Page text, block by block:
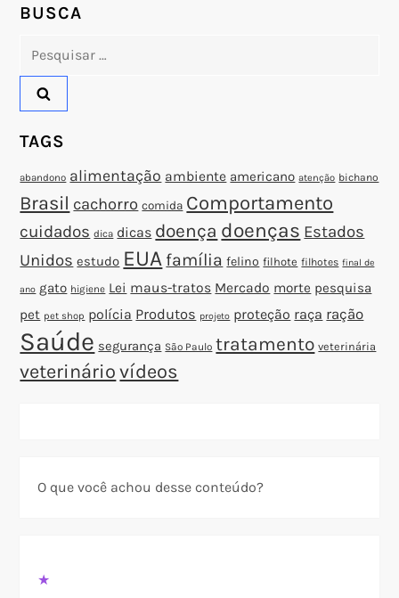
o
s
t
BUSCA
TAGS
abandono alimentação ambiente americano atenção bichano
Brasil cachorro comida Comportamento
cuidados dica dicas doença doenças Estados
Unidos estudo EUA família felino filhote filhotes final de
ano gato higiene Lei maus-tratos Mercado morte pesquisa
pet pet shop polícia Produtos projeto proteção raça ração
Saúde segurança São Paulo tratamento veterinária
veterinário vídeos
O que você achou desse conteúdo?
★